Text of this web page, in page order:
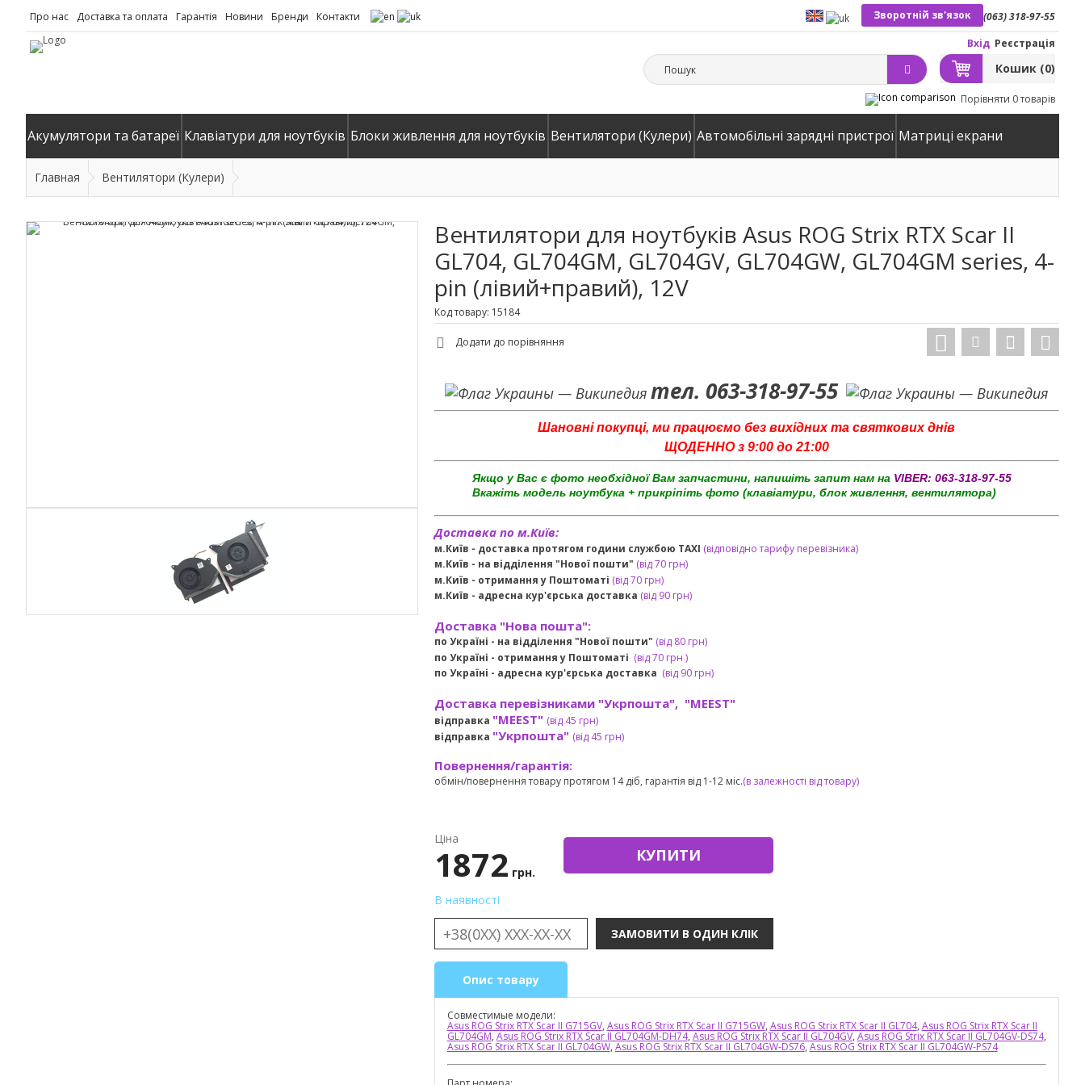
Про нас Доставка та оплата Гарантія Новини Бренди Контакти (063) 318-97-55
Зворотній зв'язок
Вхід Реєстрація
Кошик (0)
Порівняти 0 товарів
Акумулятори та батареї Клавіатури для ноутбуків Блоки живлення для ноутбуків Вентилятори (Кулери) Автомобільні зарядні пристрої Матриці екрани
Главная Вентилятори (Кулери)
Вентилятори для ноутбуків Asus ROG Strix RTX Scar II
GL704, GL704GM, GL704GV, GL704GW, GL704GM series, 4-
pin (лівий+правий), 12V
Код товару: 15184
Додати до порівняння
тел. 063-318-97-55
Шановні покупці, ми працюємо без вихідних та святкових днів
ЩОДЕННО з 9:00 до 21:00
Якщо у Вас є фото необхідної Вам запчастини, напишіть запит нам на VIBER: 063-318-97-55
Вкажіть модель ноутбука + прикріпіть фото (клавіатури, блок живлення, вентилятора)
Доставка по м.Київ:
м.Київ - доставка протягом години службою TAXI (відповідно тарифу перевізника)
м.Київ - на відділення "Нової пошти" (від 70 грн)
м.Київ - отримання у Поштоматі (від 70 грн)
м.Київ - адресна кур'єрська доставка (від90 грн)
Доставка "Нова пошта":
по Україні - на відділення "Нової пошти" (від 80 грн)
по Україні - отримання у Поштоматі (від 70 грн )
по Україні - адресна кур'єрська доставка (від90 грн)
Доставка перевізниками "Укрпошта", "MEEST"
відправка "MEEST" (від 45 грн)
відправка "Укрпошта" (від 45 грн)
Повернення/гарантія:
обмін/повернення товару протягом 14 діб, гарантія від 1-12 міс.(в залежності від товару)
Ціна
1872 грн.
В наявності
КУПИТИ
Опис товару
Совместимые модели:
Asus ROG Strix RTX Scar II G715GV, Asus ROG Strix RTX Scar II G715GW, Asus ROG Strix RTX Scar II GL704, Asus ROG Strix RTX Scar II
GL704GM, Asus ROG Strix RTX Scar II GL704GM-DH74, Asus ROG Strix RTX Scar II GL704GV, Asus ROG Strix RTX Scar II GL704GV-DS74,
Asus ROG Strix RTX Scar II GL704GW, Asus ROG Strix RTX Scar II GL704GW-DS76, Asus ROG Strix RTX Scar II GL704GW-PS74